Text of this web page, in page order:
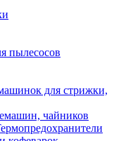
пылесосов
для стрижки,
чайников